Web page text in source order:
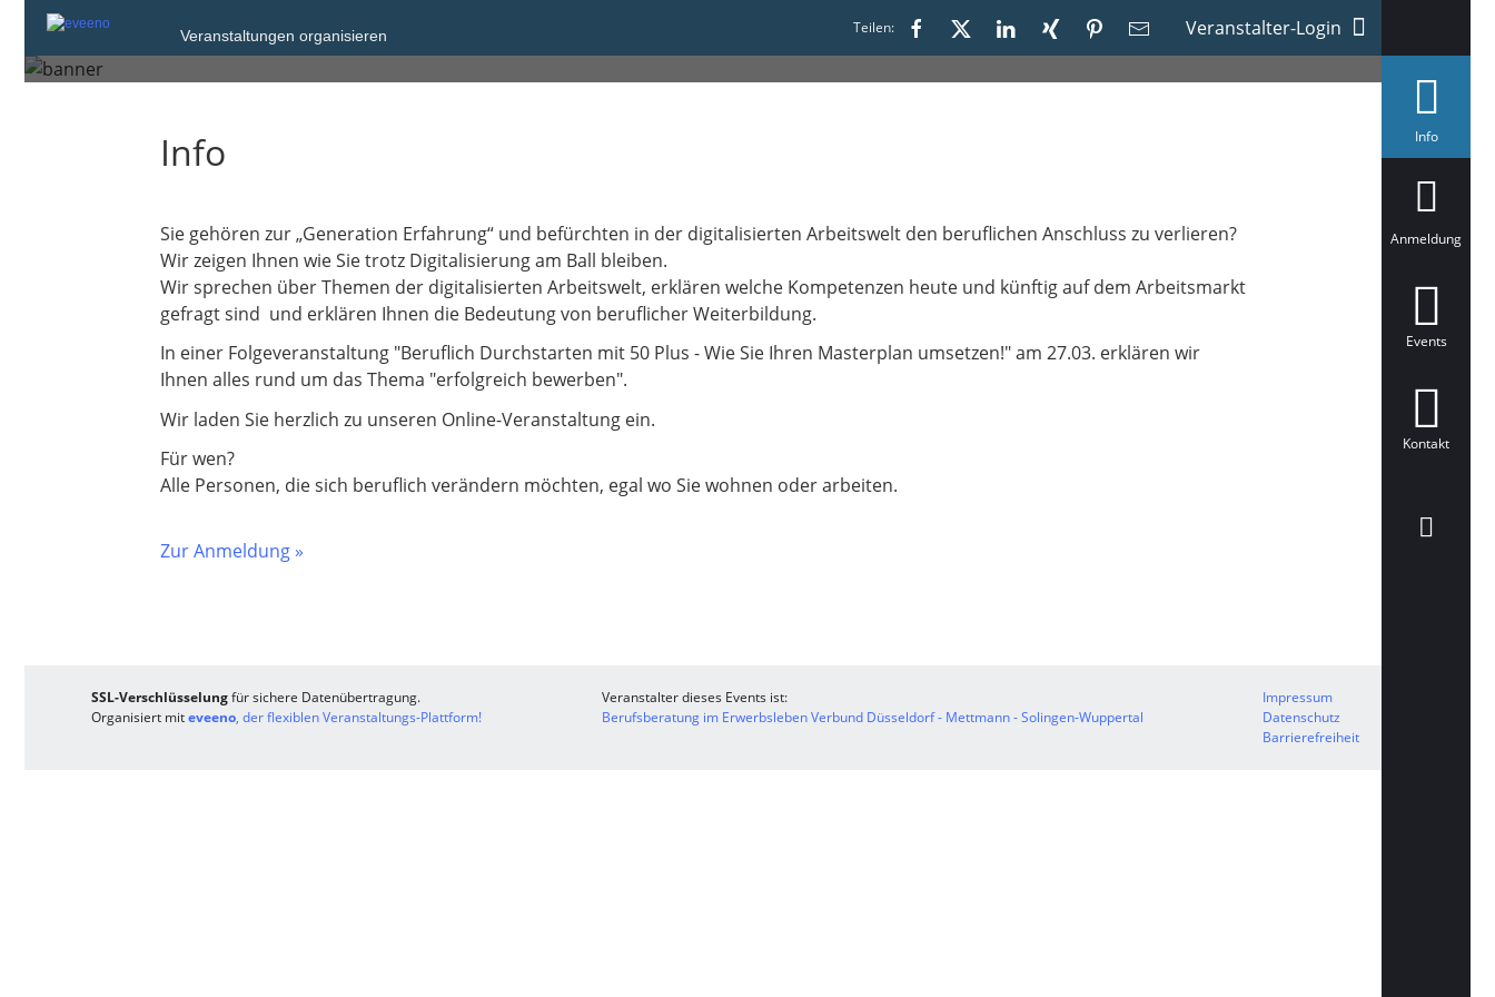
Veranstaltungen organisieren Teilen: Veranstalter-Login
Mittwoch, 3. Sep. 2025 von 17:00 bis 18:30
Infoa
ä
t
Anmeldung
Events
Kontakt
Info
Sie gehören zur „Generation Erfahrung“ und befürchten in der digitalisierten Arbeitswelt den beruflichen Anschluss zu verlieren?
Wir zeigen Ihnen wie Sie trotz Digitalisierung am Ball bleiben.
Wir sprechen über Themen der digitalisierten Arbeitswelt, erklären welche Kompetenzen heute und künftig auf dem Arbeitsmarkt
gefragt sind und erklären Ihnen die Bedeutung von beruflicher Weiterbildung.
In einer Folgeveranstaltung "Beruflich Durchstarten mit 50 Plus - Wie Sie Ihren Masterplan umsetzen!" am 27.03. erklären wir
Ihnen alles rund um das Thema "erfolgreich bewerben".
Wir laden Sie herzlich zu unseren Online-Veranstaltung ein.
Für wen?
Alle Personen, die sich beruflich verändern möchten, egal wo Sie wohnen oder arbeiten.
Zur Anmeldung »
SSL-Verschlüsselungfür sichere Datenübertragung.
Organisiert miteveeno, der flexiblen Veranstaltungs-Plattform!
Veranstalter dieses Events ist:
Berufsberatung im Erwerbsleben Verbund Düsseldorf - Mettmann - Solingen-Wuppertal
Impressum
Datenschutz
Barrierefreiheit